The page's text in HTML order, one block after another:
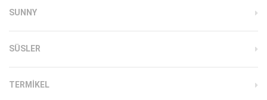
SUNNY
SÜSLER
TERMIKEL